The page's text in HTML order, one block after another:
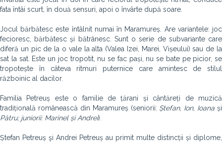
fata întâi scurt, în două sensuri, apoi o învârte după soare.
Jocul bărbătesc este întâlnit numai în Maramureș. Are variantele: joc
fecioresc, bărbătesc și bătrânesc. Sunt o serie de subvariante care
diferă un pic de la o vale la alta (Valea Izei, Marei, Vișeului) sau de la
sat la sat. Este un joc tropotit, nu se fac pași, nu se bate pe picior, se
tropotește în câteva ritmuri puternice care amintesc de stilul
războinic al dacilor.
Familia Petreuș este o familie de țărani și cântăreți de muzică
tradițională românească din Maramureș (seniorii: Ștefan, Ion, Ioana și
Pătru; juniorii: Marinel și Andrei).
Ștefan Petreuș şi Andrei Petreuș au primit multe distincții și diplome,